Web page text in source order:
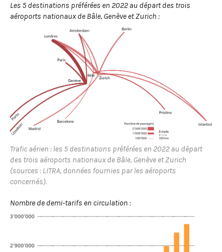
Les 5 destinations préférées en 2022 au départ des trois
aéroports nationaux de Bâle, Genève et Zurich :
Trafic aérien : les 5 destinations préférées en 2022 au départ
des trois aéroports nationaux de Bâle, Genève et Zurich
(sources : LITRA, données fournies par les aéroports
concernés).
Nombre de demi-tarifs en circulation :